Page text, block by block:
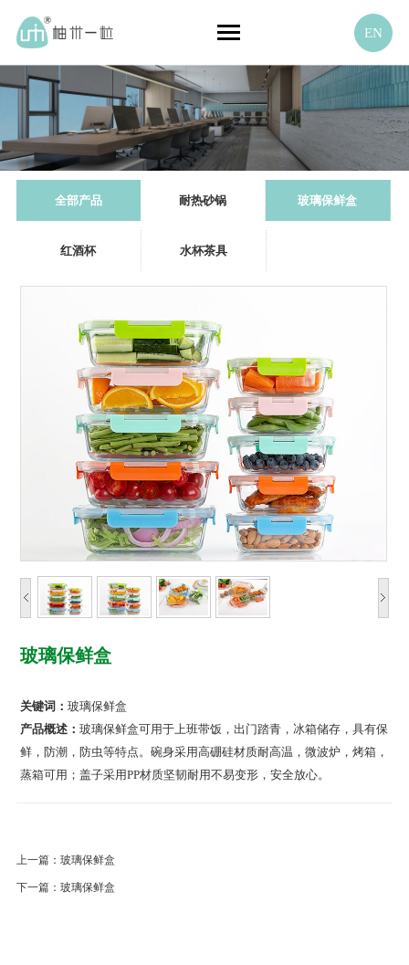
EN
全部产品 耐热砂锅 玻璃保鲜盒
红酒杯 水杯茶具
玻璃保鲜盒
关键词：玻璃保鲜盒
产品概述：玻璃保鲜盒可用于上班带饭，出门踏青，冰箱储存，具有保
鲜，防潮，防虫等特点。碗身采用高硼硅材质耐高温，微波炉，烤箱，
蒸箱可用；盖子采用PP材质坚韧耐用不易变形，安全放心。
上一篇： 玻璃保鲜盒
下一篇： 玻璃保鲜盒